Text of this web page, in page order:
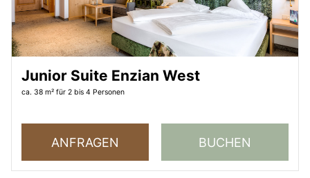
Junior Suite Enzian West
ca. 38 m² für 2 bis 4 Personen
ANFRAGEN BUCHEN